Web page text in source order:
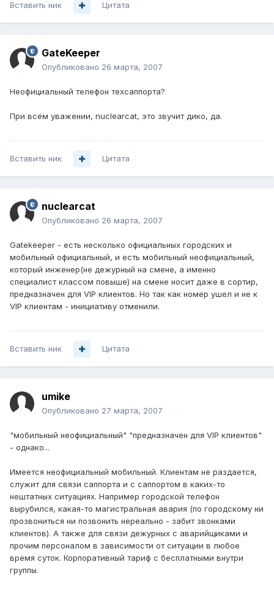
Вставить ник Цитата
GateKeeper
Опубликовано 26 марта, 2007
Неофициальный телефон техсаппорта?
При всём уважении, nuclearcat, это звучит дико, да.
Вставить ник Цитата
nuclearcat
Опубликовано 26 марта, 2007
Gatekeeper - есть несколько официальных городских и
мобильный официальный, и есть мобильный неофициальный,
который инженер(не дежурный на смене, а именно
специалист классом повыше) на смене носит даже в сортир,
предназначен для VIP клиентов. Но так как номер ушел и не к
VIP клиентам - инициативу отменили.
Вставить ник Цитата
umike
Опубликовано 27 марта, 2007
"мобильный неофициальный" "предназначен для VIP клиентов"
- однако...
Имеется неофициальный мобильный. Клиентам не раздается,
служит для связи саппорта и с саппортом в каких-то
нештатных ситуациях. Например городской телефон
вырубился, какая-то магистральная авария (по городскому ни
прозвониться ни позвонить нереально - забит звонками
клиентов). А также для связи дежурных c аварийщиками и
прочим персоналом в зависимости от ситуации в любое
время суток. Корпоративный тариф с бесплатными внутри
группы.